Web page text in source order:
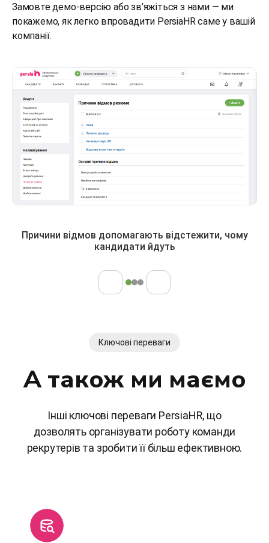
Замовте демо-версію або зв’яжіться з нами — ми
покажемо, як легко впровадити PersiaHR саме у вашій
компанії.
Причини відмов допомагають відстежити, чому
кандидати йдуть
Ключові переваги
А також ми маємо
Інші ключові переваги PersiaHR, що
дозволять організувати роботу команди
рекрутерів та зробити її більш ефективною.